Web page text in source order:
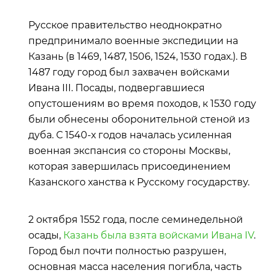
Русское правительство неоднократно
предпринимало военные экспедиции на
Казань (в 1469, 1487, 1506, 1524, 1530 годах.). В
1487 году город был захвачен войсками
Ивана III. Посады, подвергавшиеся
опустошениям во время походов, к 1530 году
были обнесены оборонительной стеной из
дуба. С 1540-х годов началась усиленная
военная экспансия со стороны Москвы,
которая завершилась присоединением
Казанского ханства к Русскому государству.
2 октября 1552 года, после семинедельной
осады, Казань была взята войсками Ивана IV.
Город был почти полностью разрушен,
основная масса населения погибла, часть